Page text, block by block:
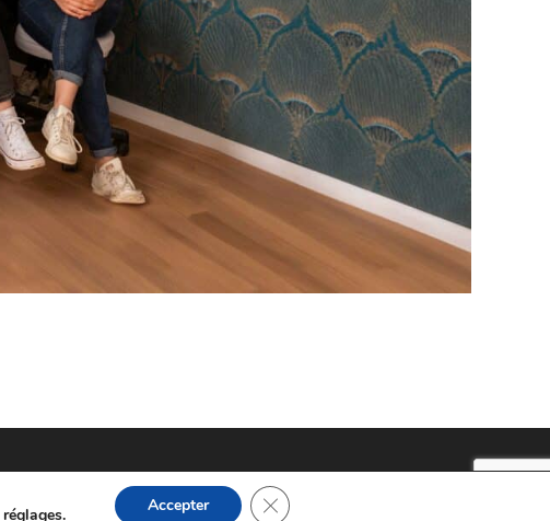
réglages. Accepter Fermer la bannière des cookies GDPR